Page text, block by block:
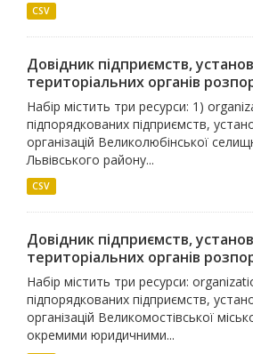
CSV
Довідник підприємств,
територіальних органів
Набір містить три ресурси: 1)
підпорядкованих підприємств,
організацій Великолюбінської
Львівського району...
CSV
Довідник підприємств,
територіальних органів
Набір містить три ресурси:
підпорядкованих підприємств,
організацій Великомостівської
окремими юридичними...